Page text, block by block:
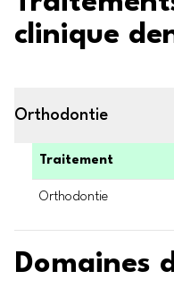
clinique
Orthodontie
Traitement
Orthodontie
Domaines